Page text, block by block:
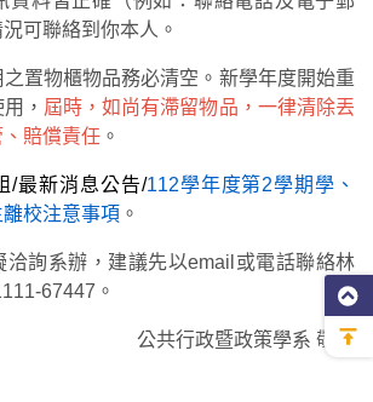
可聯絡到你本人。
置物櫃物品務必清空。新學年度開始重
， 屆時，如尚有滯留物品，一律清除丟
賠償責任 。
/最新消息公告/112學年度第2學期學、
校注意事項 。
洽詢系辦，建議先以email或電話聯絡林
67447。
公共行政暨政策學系 敬啟